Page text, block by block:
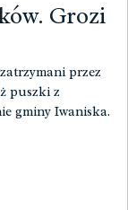
Grozi
przez
puszki z
gminy Iwaniska.